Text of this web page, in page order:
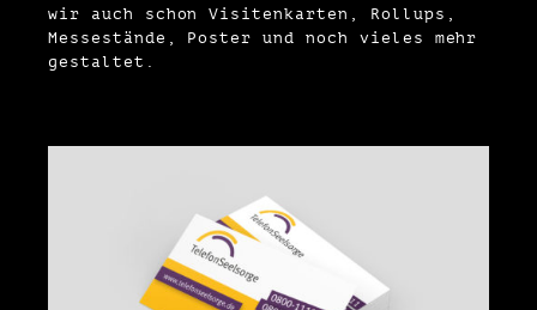
wir auch schon Visitenkarten, Rollups,
Messestände, Poster und noch vieles mehr
gestaltet.